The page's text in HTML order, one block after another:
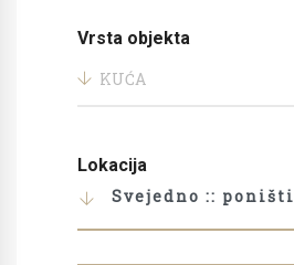
Vrsta objekta
KUĆA
Lokacija
Svejedno :: poništi